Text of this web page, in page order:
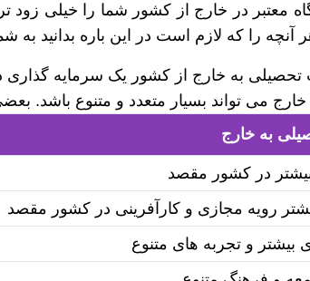
معتبر در خارج از کشور شما را خیلی زود
آنچه را که لازم است در این باره بدانید به
به خارج از کشور یک سرمایه گذاری
می تواند بسیار متعدد و متنوع باشد.
به خارج
در کشور مقصد
رویه مجازی و کارآفرینی در کشور مقصد
و تجربه های متنوع